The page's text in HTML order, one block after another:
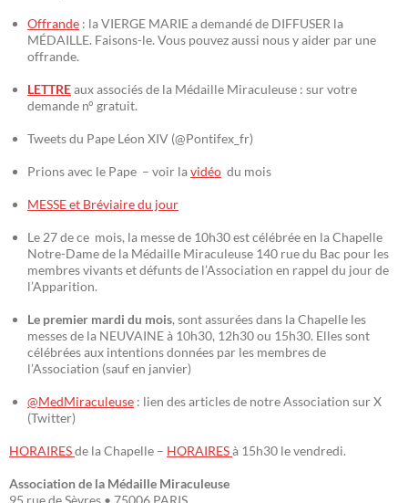
Offrande : la VIERGE MARIE a demandé de DIFFUSER la
MÉDAILLE. Faisons-le. Vous pouvez aussi nous y aider par une
offrande.
LETTREaux associés de la Médaille Miraculeuse : sur votre
demande n° gratuit.
Tweets du Pape Léon XIV (@Pontifex_fr)
Prions avec le Pape – voir lavidéo du mois
MESSE et Bréviaire du jour
Le 27 de ce mois, la messe de 10h30 est célébrée en la Chapelle
Notre-Dame de la Médaille Miraculeuse 140 rue du Bac pour les
membres vivants et défunts de l’Association en rappel du jour de
l’Apparition.
Le premier mardi du mois, sont assurées dans la Chapelle les
messes de la NEUVAINE à 10h30, 12h30 ou 15h30. Elles sont
célébrées aux intentions données par les membres de
l’Association (sauf en janvier)
@MedMiraculeuse : lien des articles de notre Association sur X
(Twitter)
HORAIRESde la Chapelle – HORAIRESà 15h30 le vendredi.
Association de la Médaille Miraculeuse